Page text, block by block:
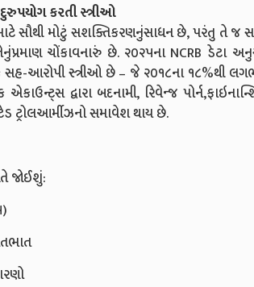
કરતી સ્ત્રીઓ
સૌથી મોટું સશક્તિકરણનુંસાધન છે, પરંતુ તે જ
ચોંકાવનારું છે. ૨૦૨૫ના NCRB ડેટા
સહ-આરોપી સ્ત્રીઓ છે – જે ૨૦૧૮ના ૧૮%થી
દ્વારા બદનામી, રિવેન્જ
ટ્રોલઆર્મીઝનો સમાવેશ થાય છે.
જોઈશું: